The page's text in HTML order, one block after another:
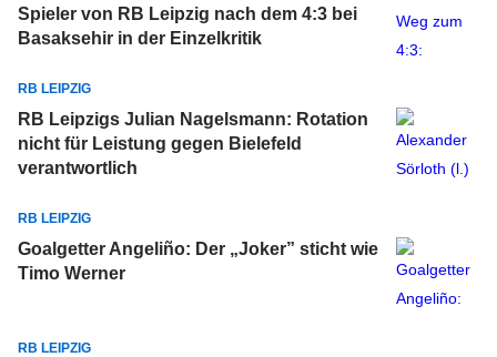
Spieler von RB Leipzig nach dem 4:3 bei
Basaksehir in der Einzelkritik
RB LEIPZIG
RB Leipzigs Julian Nagelsmann: Rotation
nicht für Leistung gegen Bielefeld
verantwortlich
RB LEIPZIG
Goalgetter Angeliño: Der „Joker” sticht wie
Timo Werner
RB LEIPZIG